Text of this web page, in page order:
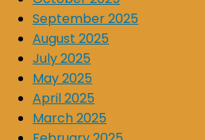
September 2025
August 2025
July 2025
May 2025
April 2025
March 2025